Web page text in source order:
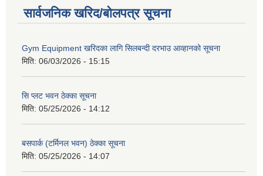
सार्वजनिक खरिद/बोलपत्र सूचना
Gym Equipment खरिदका लागि सिलबन्दी दरभाउ आव्हानको सूचना
मिति: 06/03/2026 - 15:15
सि प्लट भवन ठेक्का सूचना
मिति: 05/25/2026 - 14:12
बसपार्क (टर्मिनल भवन) ठेक्का सूचना
मिति: 05/25/2026 - 14:07